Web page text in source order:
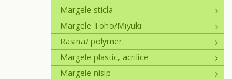
Margele sticla
Margele Toho/Miyuki
Rasina/ polymer
Margele plastic, acrilice
Margele nisip